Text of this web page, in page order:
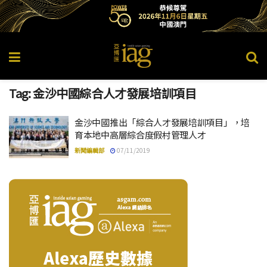
Tag:金沙中國綜合人才發展培訓項目
金沙中國推出「綜合人才發展培訓項目」，培
育本地中高層綜合度假村管理人才
新聞編輯部 07/11/2019